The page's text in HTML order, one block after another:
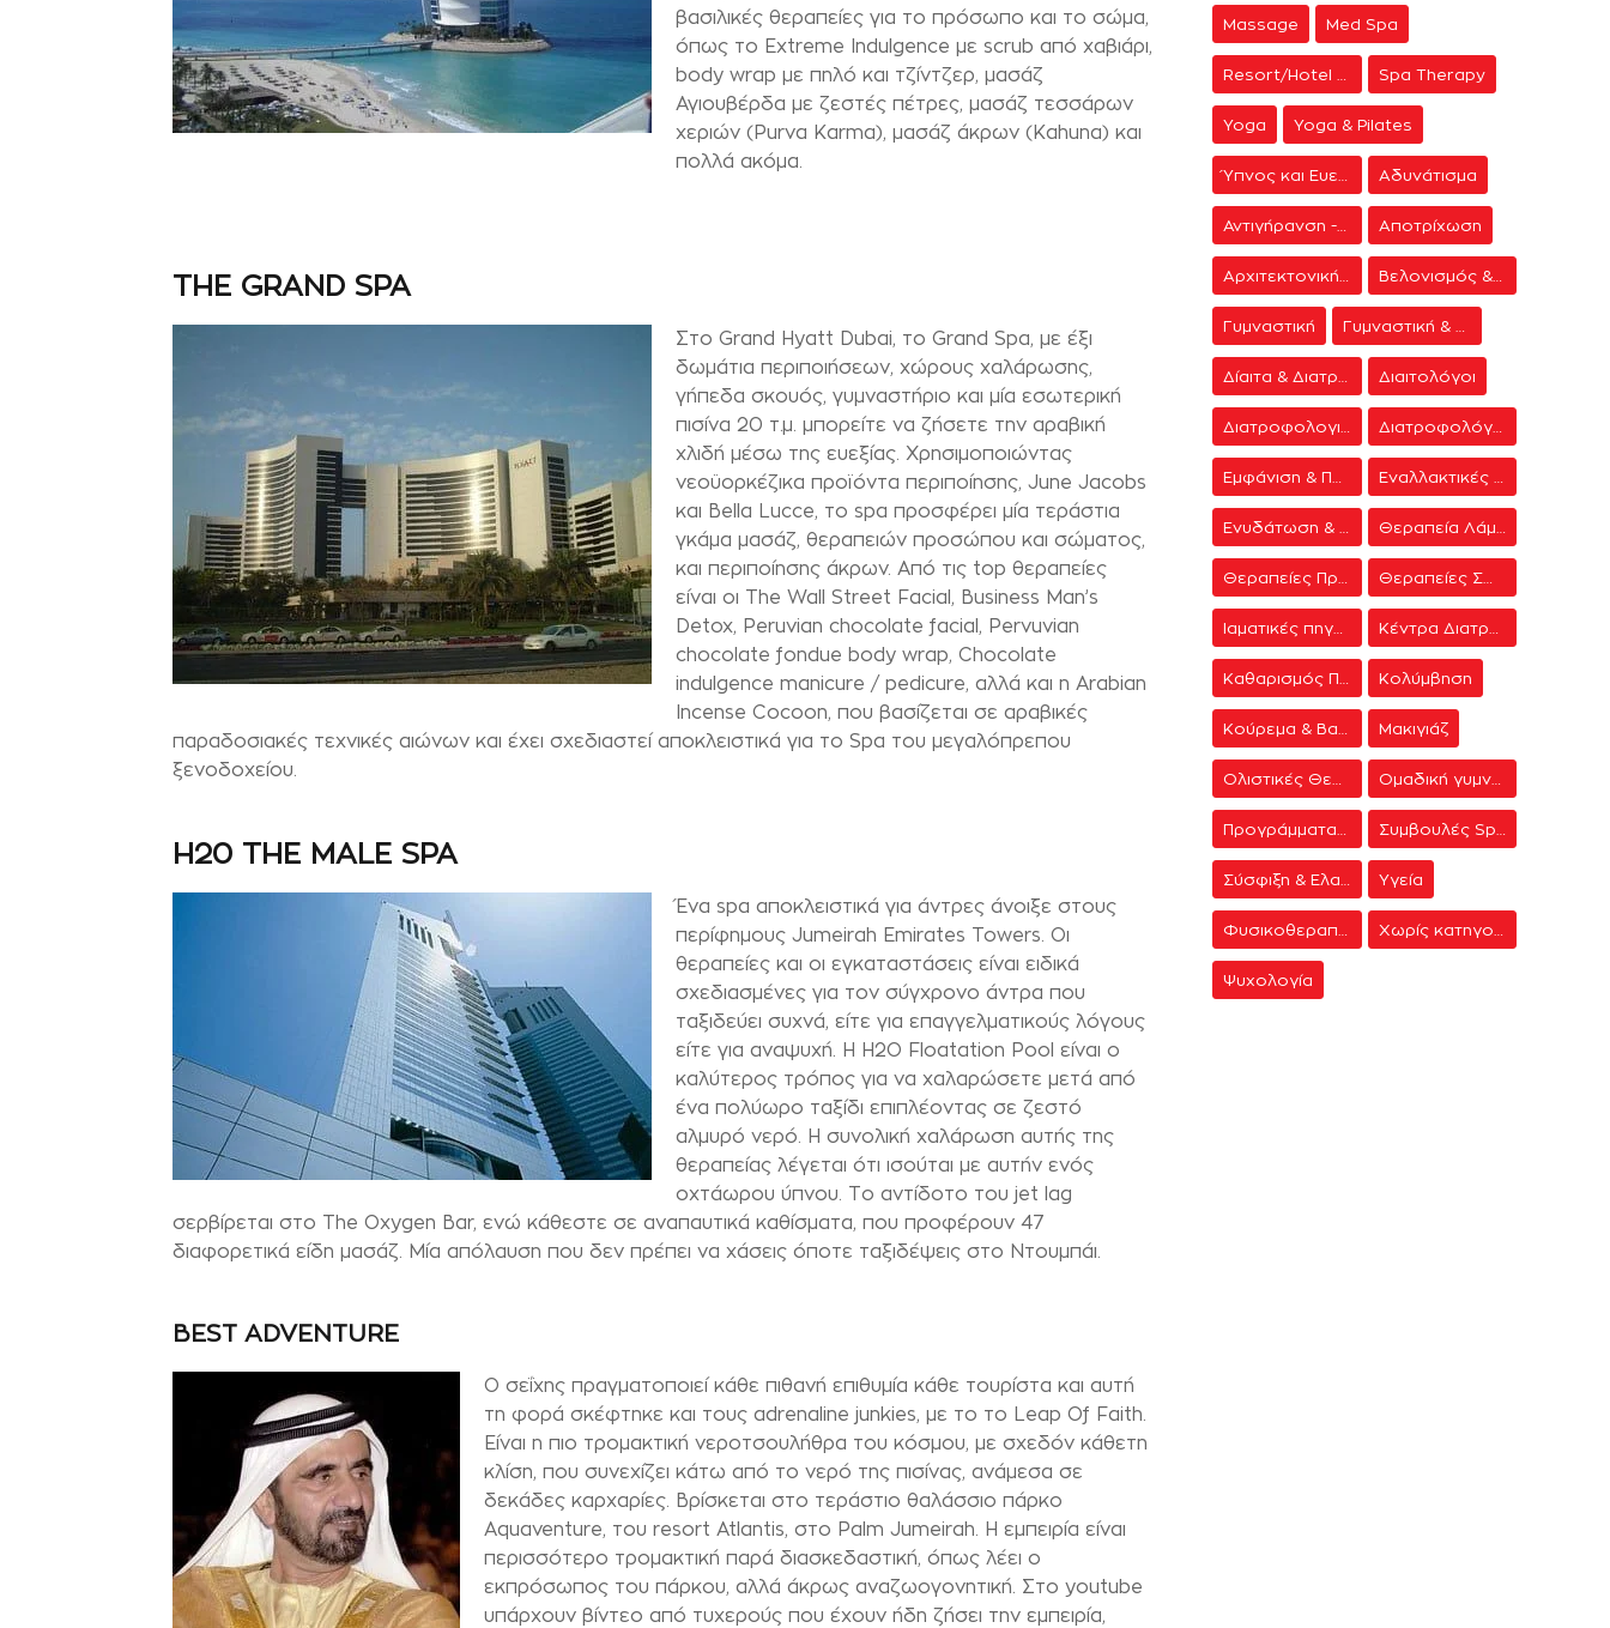
βασιλικές θεραπείες για το πρόσωπο και το σώμα,
όπως το Extreme Indulgence με scrub από χαβιάρι,
body wrap με πηλό και τζίντζερ, μασάζ
Αγιουβέρδα με ζεστές πέτρες, μασάζ τεσσάρων
χεριών (Purva Karma), μασάζ άκρων (Kahuna) και
πολλά ακόμα.
THE GRAND SPA
Στο Grand Hyatt Dubai, το Grand Spa, με έξι
δωμάτια περιποιήσεων, χώρους χαλάρωσης,
γήπεδα σκουός, γυμναστήριο και μία εσωτερική
πισίνα 20 τ.μ. μπορείτε να ζήσετε την αραβική
χλιδή μέσω της ευεξίας. Χρησιμοποιώντας
νεοϋορκέζικα προϊόντα περιποίησης, June Jacobs
και Bella Lucce, το spa προσφέρει μία τεράστια
γκάμα μασάζ, θεραπειών προσώπου και σώματος,
και περιποίησης άκρων. Από τις top θεραπείες
είναι οι The Wall Street Facial, Business Man’s
Detox, Peruvian chocolate facial, Pervuvian
chocolate fondue body wrap, Chocolate
indulgence manicure / pedicure, αλλά και η Arabian
Incense Cocoon, που βασίζεται σε αραβικές
παραδοσιακές τεχνικές αιώνων και έχει σχεδιαστεί αποκλειστικά για το Spa του μεγαλόπρεπου
ξενοδοχείου.
H20 THE MALE SPA
Ένα spa αποκλειστικά για άντρες άνοιξε στους
περίφημους Jumeirah Emirates Towers. Οι
θεραπείες και οι εγκαταστάσεις είναι ειδικά
σχεδιασμένες για τον σύγχρονο άντρα που
ταξιδεύει συχνά, είτε για επαγγελματικούς λόγους
είτε για αναψυχή. Η H2O Floatation Pool είναι ο
καλύτερος τρόπος για να χαλαρώσετε μετά από
ένα πολύωρο ταξίδι επιπλέοντας σε ζεστό
αλμυρό νερό. Η συνολική χαλάρωση αυτής της
θεραπείας λέγεται ότι ισούται με αυτήν ενός
οχτάωρου ύπνου. Το αντίδοτο του jet lag
σερβίρεται στο The Oxygen Bar, ενώ κάθεστε σε αναπαυτικά καθίσματα, που προφέρουν 47
διαφορετικά είδη μασάζ. Μία απόλαυση που δεν πρέπει να χάσεις όποτε ταξιδέψεις στο Ντουμπάι.
BEST ADVENTURE
Ο σεΐχης πραγματοποιεί κάθε πιθανή επιθυμία κάθε τουρίστα και αυτή
τη φορά σκέφτηκε και τους adrenaline junkies, με το το Leap Of Faith.
Είναι η πιο τρομακτική νεροτσουλήθρα του κόσμου, με σχεδόν κάθετη
κλίση, που συνεχίζει κάτω από το νερό της πισίνας, ανάμεσα σε
δεκάδες καρχαρίες. Βρίσκεται στο τεράστιο θαλάσσιο πάρκο
Aquaventure, του resort Atlantis, στο Palm Jumeirah. Η εμπειρία είναι
περισσότερο τρομακτική παρά διασκεδαστική, όπως λέει ο
εκπρόσωπος του πάρκου, αλλά άκρως αναζωογονητική. Στο youtube
υπάρχουν βίντεο από τυχερούς που έχουν ήδη ζήσει την εμπειρία,
Massage Med Spa
Spa Therapy
Yoga Yoga & Pilates
Αδυνάτισμα
Αποτρίχωση
Βελονισμός & Διαλογισμός
Γυμναστική
Διαιτολόγοι
Διατροφολόγοι
Θεραπείες Σώματος
Κολύμβηση
Μακιγιάζ
Ομαδική γυμναστική
Υγεία
Ψυχολογία